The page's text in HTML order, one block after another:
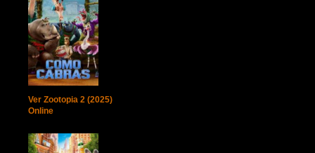
Ver Zootopia 2 (2025)
Online